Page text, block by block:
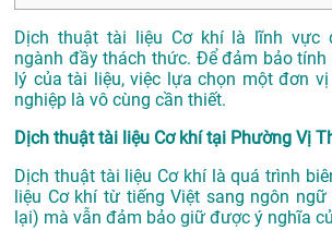
Dịch thuật tài liệu Cơ khí là lĩnh vực
ngành đầy thách thức. Để đảm bảo
lý của tài liệu, việc lựa chọn một đơn
nghiệp là vô cùng cần thiết.
Dịch thuật tài liệu Cơ khí tại Phường Vị
Dịch thuật tài liệu Cơ khí là quá trình
liệu Cơ khí từ tiếng Việt sang ngôn
lại) mà vẫn đảm bảo giữ được ý nghĩa